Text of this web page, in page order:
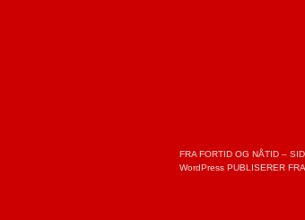
FRA FORTID OG NÅTID –
WordPress PUBLISERER